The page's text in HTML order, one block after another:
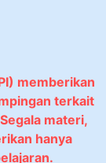
memberikan
terkait
materi,
hanya